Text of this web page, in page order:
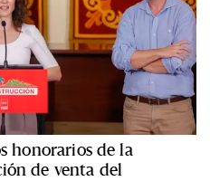
honorarios de la
de venta del